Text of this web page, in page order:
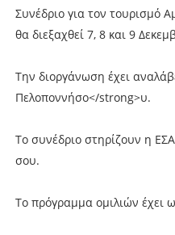
Συνέδριο για τον τουρισμό
θα διεξαχθεί 7, 8 και 9
Την διοργάνωση έχει
Πελοποννήσο</strong>υ.
Το συνέδριο στηρίζουν η
σου.
Το πρόγραμμα ομιλιών έχει